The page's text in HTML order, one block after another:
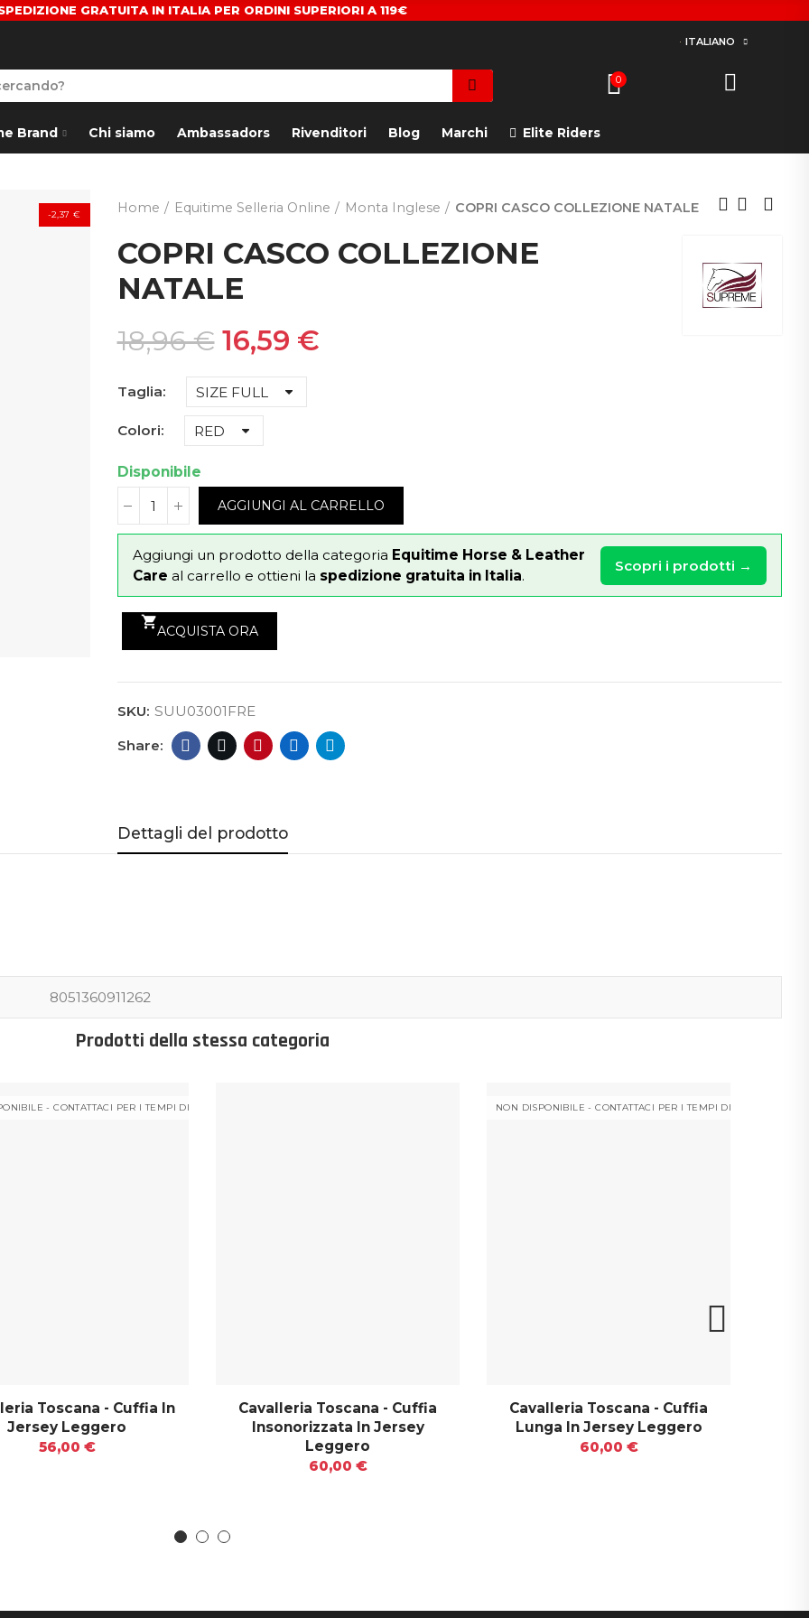
GRATUITA IN ITALIA PER ORDINI SUPERIORI A 119€
ITALIANO
0
Brand Chi siamo Ambassadors Rivenditori Blog Marchi Elite Riders
-2,37 € Home Equitime Selleria Online Monta Inglese COPRI CASCO COLLEZIONE NATALE
COPRI CASCO COLLEZIONE
NATALE
18,96 € 16,59 €
Taglia
Colori
Disponibile
AGGIUNGI AL CARRELLO
Aggiungi un prodotto della categoria Equitime Horse & Leather
Care al carrello e ottieni la spedizione gratuita in Italia.
Scopri i prodotti →
shopping_cart
ACQUISTA ORA
SKU: SUU03001FRE
Dettagli del prodotto
8051360911262
Prodotti della stessa categoria
- CONTATTACI PER I TEMPI DI CONSEGNA
Toscana - Cuffia In
Jersey Leggero
56,00 €
Cavalleria Toscana - Cuffia
Insonorizzata In Jersey
Leggero
60,00 €
NON DISPONIBILE - CONTATTACI PER I TEMPI DI CONSEGNA
Cavalleria Toscana - Cuffia
Lunga In Jersey Leggero
60,00 €